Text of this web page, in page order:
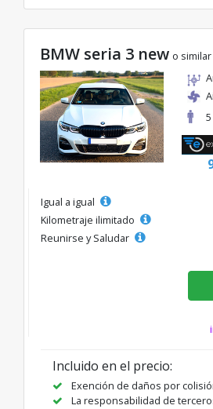
BMW seria 3 new o similar
5
Igual a igual
Kilometraje ilimitado
Reunirse y Saludar
Incluido en el precio:
Exención de daños por
La responsabilidad de